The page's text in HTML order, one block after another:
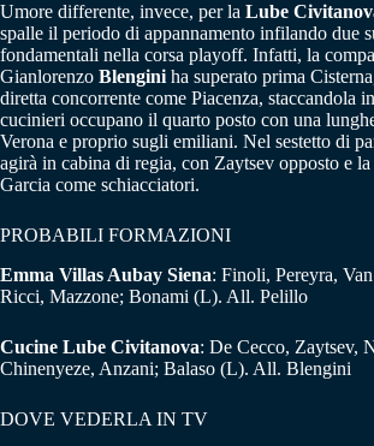
Umore differente, invece, per la Lube
spalle il periodo di appannamento infilando due
fondamentali nella corsa playoff. Infatti, la
Gianlorenzo Blengini ha superato prima
diretta concorrente come Piacenza, staccandola
cucinieri occupano il quarto posto con una
Verona e proprio sugli emiliani. Nel sestetto di
agirà in cabina di regia, con Zaytsev opposto e la
Garcia come schiacciatori.
PROBABILI FORMAZIONI
Emma Villas Aubay Siena: Finoli, Pereyra,
Ricci, Mazzone; Bonami (L). All. Pelillo
Cucine Lube Civitanova: De Cecco, Zaytsev,
Chinenyeze, Anzani; Balaso (L). All. Blengini
DOVE VEDERLA IN TV